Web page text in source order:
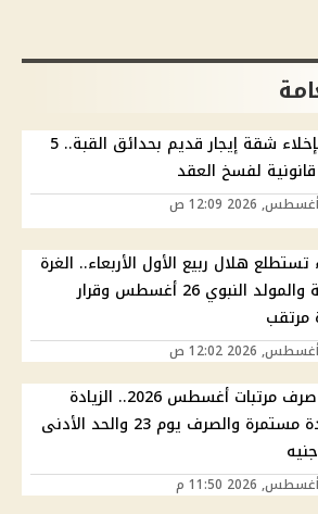
حكم بإخلاء شقة إيجار قديم بحدائق القبة.. 5
لفسخ العقد
تستطلع هلال ربيع الأول الأربعاء.. الغرة
الجمعة والمولد النبوي 26 أغسطس وقرار
مرتقب
موعد صرف مرتبات أغسطس 2026.. الزيادة
الجديدة مستمرة والصرف يوم 23 والحد الأدنى